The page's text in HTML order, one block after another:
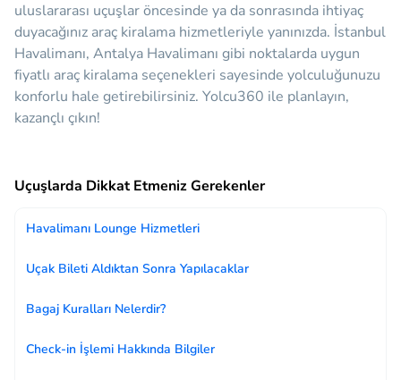
uluslararası uçuşlar öncesinde ya da sonrasında ihtiyaç
duyacağınız araç kiralama hizmetleriyle yanınızda. İstanbul
Havalimanı, Antalya Havalimanı gibi noktalarda uygun
fiyatlı araç kiralama seçenekleri sayesinde yolculuğunuzu
konforlu hale getirebilirsiniz. Yolcu360 ile planlayın,
kazançlı çıkın!
Uçuşlarda Dikkat Etmeniz Gerekenler
Havalimanı Lounge Hizmetleri
Uçak Bileti Aldıktan Sonra Yapılacaklar
Bagaj Kuralları Nelerdir?
Check-in İşlemi Hakkında Bilgiler